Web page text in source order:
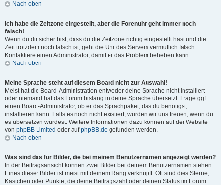
Nach oben
Ich habe die Zeitzone eingestellt, aber die Forenuhr geht immer noch
falsch!
Wenn du dir sicher bist, dass du die Zeitzone richtig eingestellt hast und die
Zeit trotzdem noch falsch ist, geht die Uhr des Servers vermutlich falsch.
Kontaktiere einen Administrator, damit er das Problem beheben kann.
Nach oben
Meine Sprache steht auf diesem Board nicht zur Auswahl!
Meist hat die Board-Administration entweder deine Sprache nicht installiert
oder niemand hat das Forum bislang in deine Sprache übersetzt. Frage ggf.
einen Board-Administrator, ob er das Sprachpaket, das du benötigst,
installieren kann. Falls es noch nicht existiert, würden wir uns freuen, wenn du
es übersetzen würdest. Weitere Informationen dazu können auf der Website
von phpBB Limited oder aufphpBB.de gefunden werden.
Nach oben
Was sind das für Bilder, die bei meinem Benutzernamen angezeigt werden?
In der Beitragsansicht können zwei Bilder bei deinem Benutzernamen stehen.
Eines dieser Bilder ist meist mit deinem Rang verknüpft: Oft sind dies Sterne,
Kästchen oder Punkte, die deine Beitragszahl oder deinen Status im Forum